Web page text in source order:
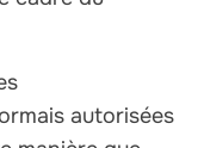
autorisées